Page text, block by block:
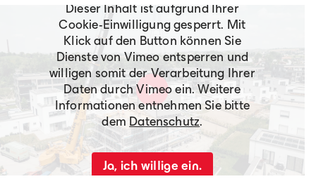
Dieser Inhalt ist aufgrund Ihrer
Cookie-Einwilligung gesperrt. Mit
Klick auf den Button können Sie
Dienste von Vimeo entsperren und
willigen somit der Verarbeitung Ihrer
Daten durch Vimeo ein. Weitere
Informationen entnehmen Sie bitte
dem Datenschutz.
Ja, ich willige ein.